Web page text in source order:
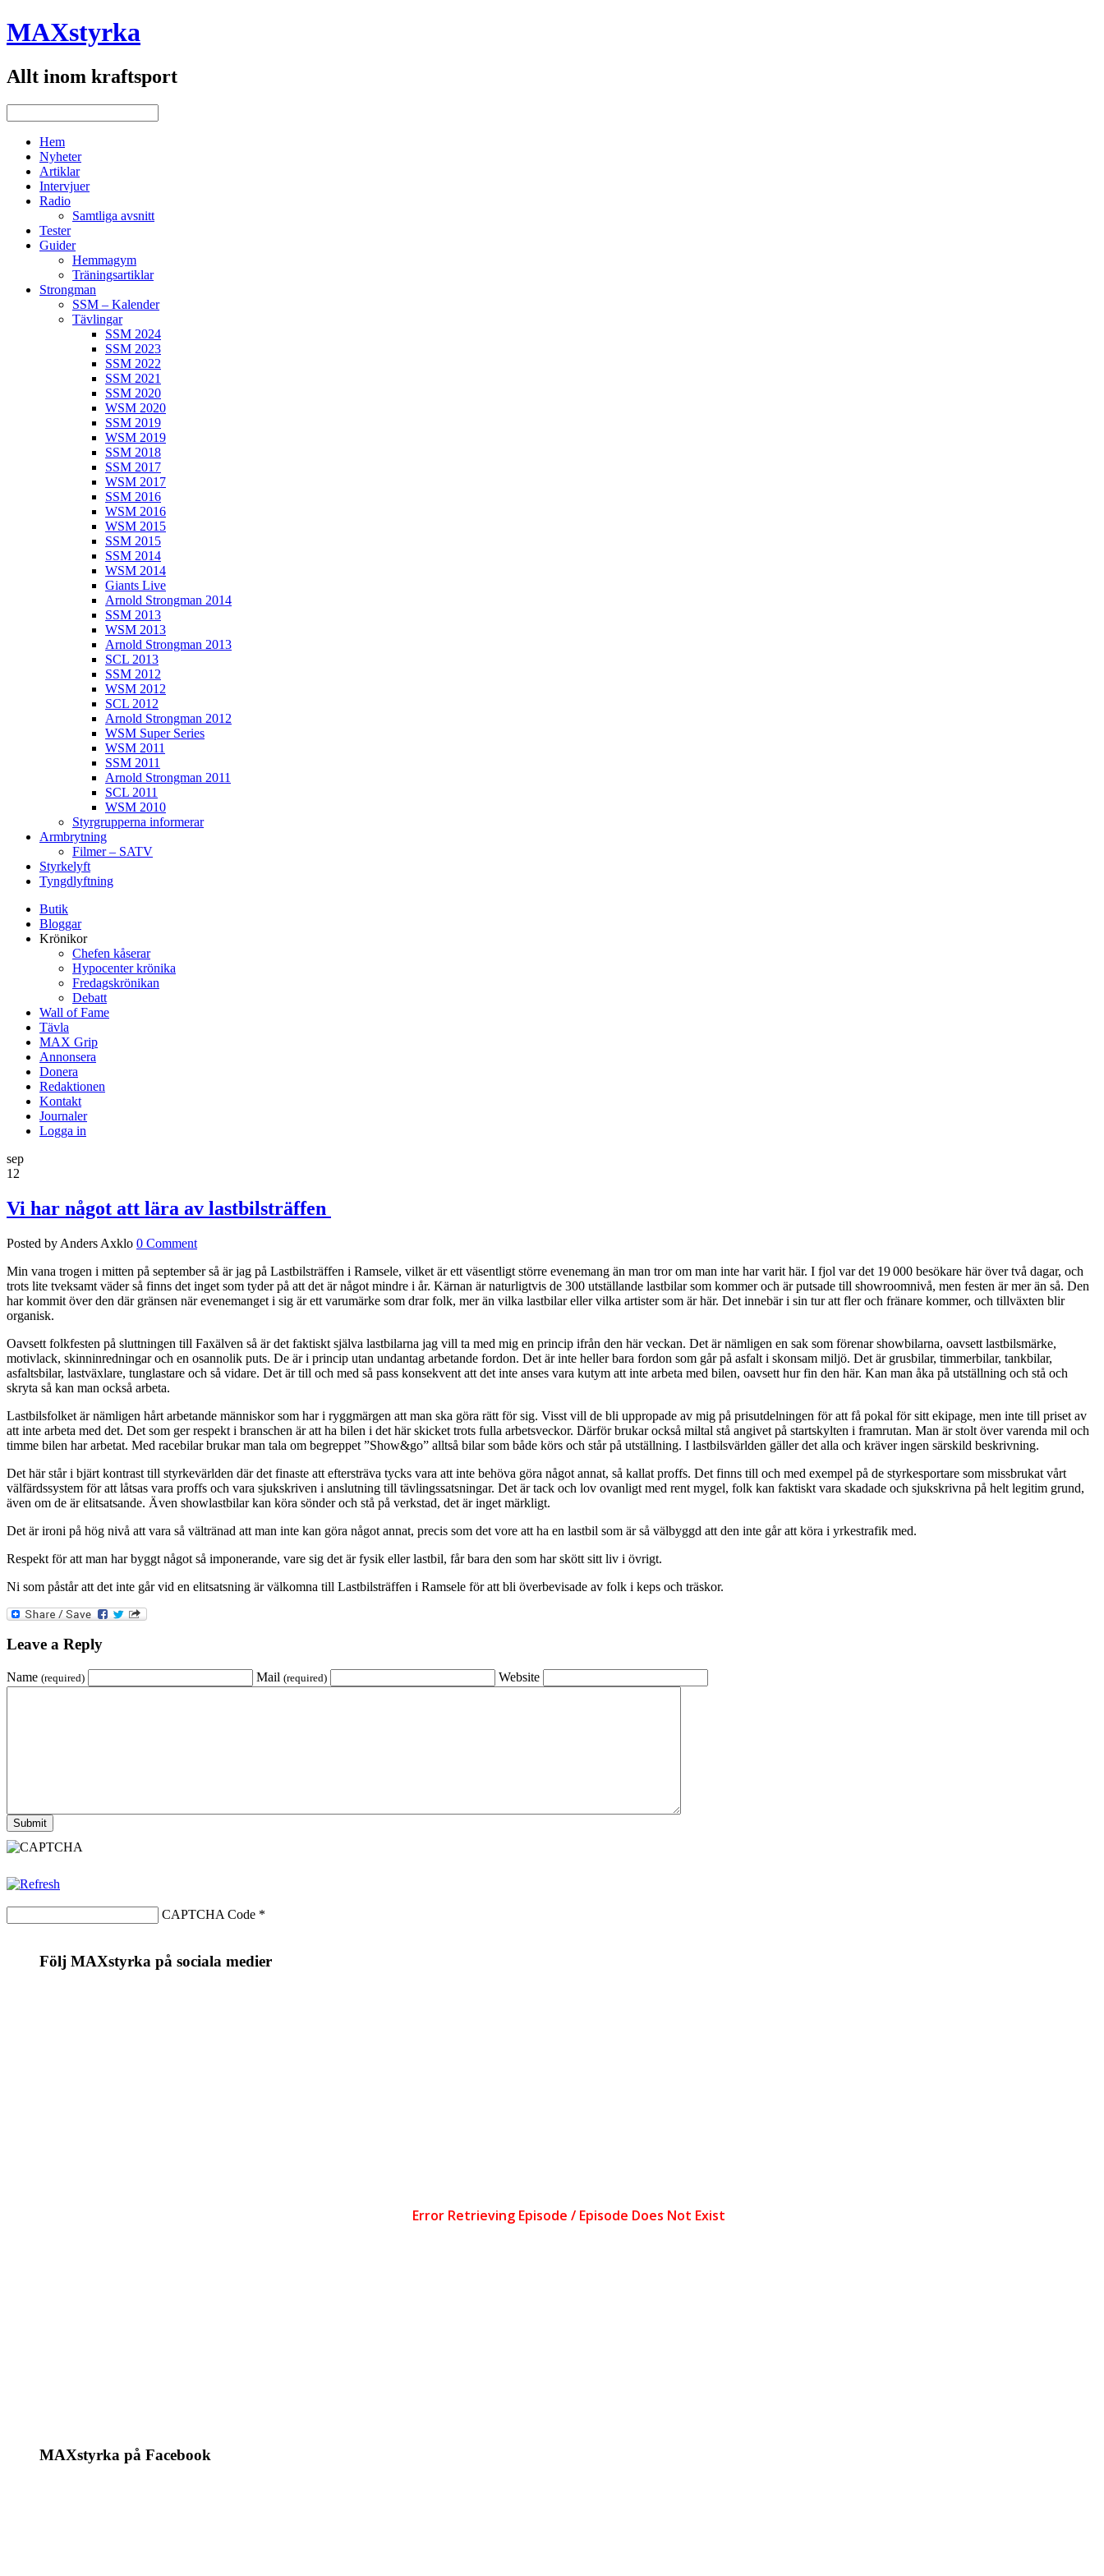
MAXstyrka
Allt inom kraftsport
Hem
Nyheter
Artiklar
Intervjuer
Radio
Samtliga avsnitt
Tester
Guider
Hemmagym
Träningsartiklar
Strongman
SSM – Kalender
Tävlingar
SSM 2024
SSM 2023
SSM 2022
SSM 2021
SSM 2020
WSM 2020
SSM 2019
WSM 2019
SSM 2018
SSM 2017
WSM 2017
SSM 2016
WSM 2016
WSM 2015
SSM 2015
SSM 2014
WSM 2014
Giants Live
Arnold Strongman 2014
SSM 2013
WSM 2013
Arnold Strongman 2013
SCL 2013
SSM 2012
WSM 2012
SCL 2012
Arnold Strongman 2012
WSM Super Series
WSM 2011
SSM 2011
Arnold Strongman 2011
SCL 2011
WSM 2010
Styrgrupperna informerar
Armbrytning
Filmer – SATV
Styrkelyft
Tyngdlyftning
Butik
Bloggar
Krönikor
Chefen kåserar
Hypocenter krönika
Fredagskrönikan
Debatt
Wall of Fame
Tävla
MAX Grip
Annonsera
Donera
Redaktionen
Kontakt
Journaler
Logga in
sep
12
Vi har något att lära av lastbilsträffen
Posted by Anders Axklo 0 Comment
Min vana trogen i mitten på september så är jag på Lastbilsträffen i Ramsele, vilket är ett väsentligt större evenemang än man tror om man inte har varit här. I fjol var det 19 000 besökare här över två dagar, och
trots lite tveksamt väder så finns det inget som tyder på att det är något mindre i år. Kärnan är naturligtvis de 300 utställande lastbilar som kommer och är putsade till showroomnivå, men festen är mer än så. Den
har kommit över den där gränsen när evenemanget i sig är ett varumärke som drar folk, mer än vilka lastbilar eller vilka artister som är här. Det innebär i sin tur att fler och fränare kommer, och tillväxten blir
organisk.
Oavsett folkfesten på sluttningen till Faxälven så är det faktiskt själva lastbilarna jag vill ta med mig en princip ifrån den här veckan. Det är nämligen en sak som förenar showbilarna, oavsett lastbilsmärke,
motivlack, skinninredningar och en osannolik puts. De är i princip utan undantag arbetande fordon. Det är inte heller bara fordon som går på asfalt i skonsam miljö. Det är grusbilar, timmerbilar, tankbilar,
asfaltsbilar, lastväxlare, tunglastare och så vidare. Det är till och med så pass konsekvent att det inte anses vara kutym att inte arbeta med bilen, oavsett hur fin den här. Kan man åka på utställning och stå och
skryta så kan man också arbeta.
Lastbilsfolket är nämligen hårt arbetande människor som har i ryggmärgen att man ska göra rätt för sig. Visst vill de bli uppropade av mig på prisutdelningen för att få pokal för sitt ekipage, men inte till priset av
att inte arbeta med det. Det som ger respekt i branschen är att ha bilen i det här skicket trots fulla arbetsveckor. Därför brukar också miltal stå angivet på startskylten i framrutan. Man är stolt över varenda mil och
timme bilen har arbetat. Med racebilar brukar man tala om begreppet ”Show&go” alltså bilar som både körs och står på utställning. I lastbilsvärlden gäller det alla och kräver ingen särskild beskrivning.
Det här står i bjärt kontrast till styrkevärlden där det finaste att eftersträva tycks vara att inte behöva göra något annat, så kallat proffs. Det finns till och med exempel på de styrkesportare som missbrukat vårt
välfärdssystem för att låtsas vara proffs och vara sjukskriven i anslutning till tävlingssatsningar. Det är tack och lov ovanligt med rent mygel, folk kan faktiskt vara skadade och sjukskrivna på helt legitim grund,
även om de är elitsatsande. Även showlastbilar kan köra sönder och stå på verkstad, det är inget märkligt.
Det är ironi på hög nivå att vara så vältränad att man inte kan göra något annat, precis som det vore att ha en lastbil som är så välbyggd att den inte går att köra i yrkestrafik med.
Respekt för att man har byggt något så imponerande, vare sig det är fysik eller lastbil, får bara den som har skött sitt liv i övrigt.
Ni som påstår att det inte går vid en elitsatsning är välkomna till Lastbilsträffen i Ramsele för att bli överbevisade av folk i keps och träskor.
Leave a Reply
Name (required) Mail (required) Website
CAPTCHA Code *
Följ MAXstyrka på sociala medier
MAXstyrka på Facebook